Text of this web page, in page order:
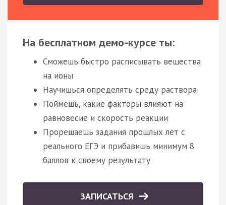
На бесплатном демо-курсе ты:
Сможешь быстро расписывать вещества
на ионы
Научишься определять среду раствора
Поймешь, какие факторы влияют на
равновесие и скорость реакции
Прорешаешь задания прошлых лет с
реального ЕГЭ и прибавишь минимум 8
баллов к своему результату
ЗАПИСАТЬСЯ